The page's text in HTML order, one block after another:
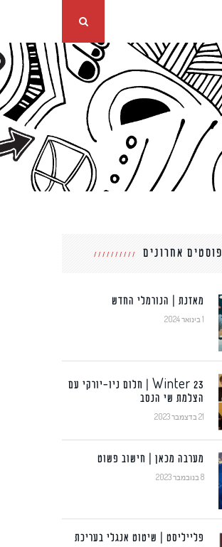
פוסטים אחרונים
מאזנת | הנורמלי החדש
1 בינואר 2024
Winter 23 | חלום ניו-יורקי עם
הצלמת שי הנסב
21 בדצמבר 2023
מערבה מכאן | חישוב פשוט
8 בנובמבר 2023
פלייליסט | שיטוט אנגלי בעריכת